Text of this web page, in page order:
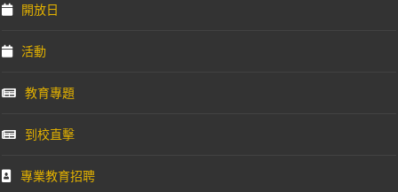
開放日
活動
教育專題
到校直擊
專業教育招聘